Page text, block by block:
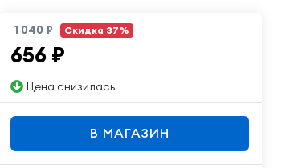
1 040 ₽ Скидка 37%
656 ₽
Цена снизилась
В МАГАЗИН